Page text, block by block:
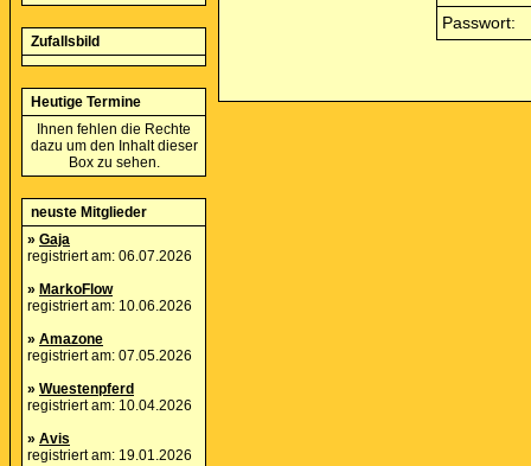
Zufallsbild
Heutige Termine
Ihnen fehlen die Rechte
dazu um den Inhalt dieser
Box zu sehen.
neuste Mitglieder
» Gaja
registriert am: 06.07.2026
» MarkoFlow
registriert am: 10.06.2026
» Amazone
registriert am: 07.05.2026
» Wuestenpferd
registriert am: 10.04.2026
» Avis
registriert am: 19.01.2026
Passwort: